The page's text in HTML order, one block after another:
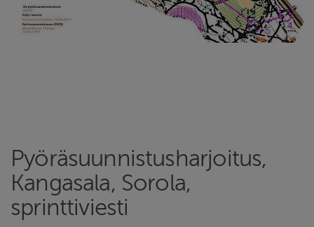
Pyöräsuunnistusharjoitus,
Kangasala, Sorola,
sprinttiviesti